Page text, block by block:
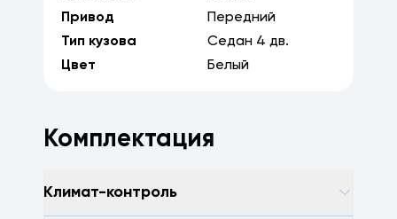
Привод
Передний
Тип кузова
Седан 4 дв.
Цвет
Белый
Комплектация
Климат-контроль